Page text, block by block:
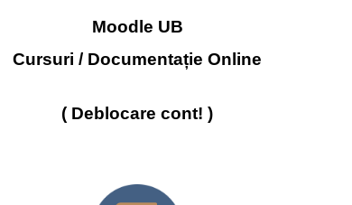
Moodle UB
Cursuri / Documentație Online
( Deblocare cont! )